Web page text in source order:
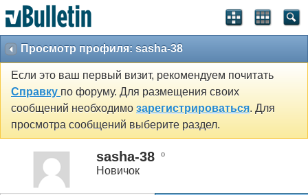
Просмотр профиля: sasha-38
Если это ваш первый визит, рекомендуем почитать
Справку по форуму. Для размещения своих
сообщений необходимо зарегистрироваться. Для
просмотра сообщений выберите раздел.
sasha-38
Новичок